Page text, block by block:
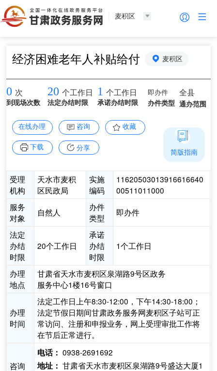
麦积区
经济困难老年人补贴给付 麦积区
0 次
到现场次数
20 个工作日
法定办结时限
1 个工作日
承诺办结时限
即办件
办件类型
全县
通办范围
在线办理 咨询 收藏
下载 分享
受理
机构
天水市麦积
区民政局
实施
编码
11620503013916616640
00511011000
服务
对象
自然人
办件
类型
即办件
法定
办结
时限
20个工作日
承诺
办结
时限
1个工作日
办理
地点
甘肃省天水市麦积区泉湖路9号区政务
服务中心1楼16号窗口
办理
时间
法定工作日上午8:30-12:00，下午14:30-18:00；
法定节假日期间甘肃政务服务网麦积区子站可正
常访问、注册和申报业务，网上受理审批工作将
在节后正常进行。
咨询
电话： 0938-2691692
地址： 甘肃省天水市麦积区泉湖路9号盛达大厦1
简版指南